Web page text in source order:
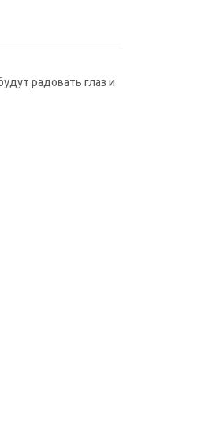
радовать глаз и